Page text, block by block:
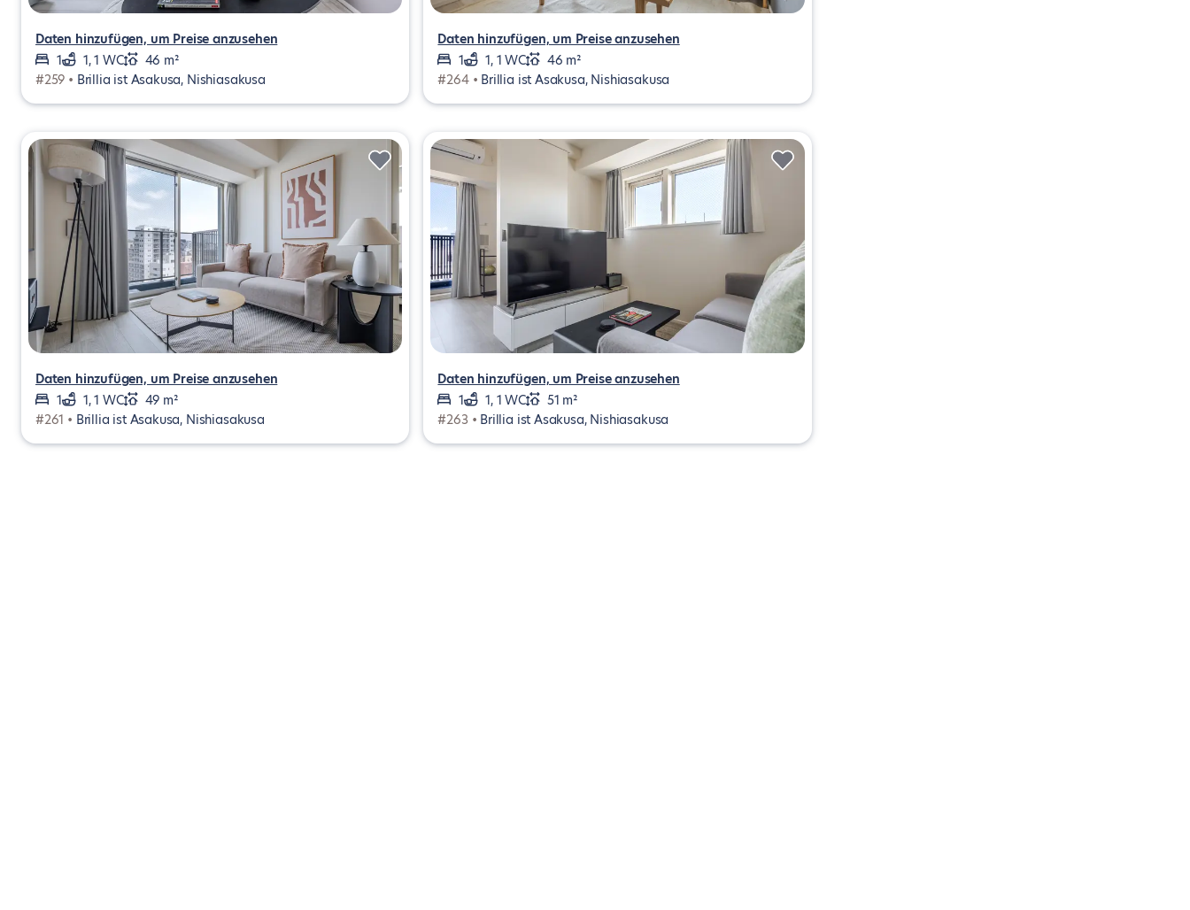
Daten hinzufügen, um Preise anzusehen
1
1, 1 WC
46 m²
#259 •
Brillia ist Asakusa, Nishiasakusa
Daten hinzufügen, um Preise anzusehen
1
1, 1 WC
46 m²
#264 •
Brillia ist Asakusa, Nishiasakusa
Daten hinzufügen, um Preise anzusehen
1
1, 1 WC
49 m²
#261 •
Brillia ist Asakusa, Nishiasakusa
Daten hinzufügen, um Preise anzusehen
1
1, 1 WC
51 m²
#263 •
Brillia ist Asakusa, Nishiasakusa